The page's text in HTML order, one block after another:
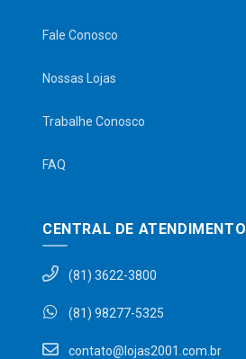
Fale Conosco
Nossas Lojas
Trabalhe Conosco
FAQ
CENTRAL DE ATENDIMENTO
(81) 3622-3800
(81) 98277-5325
contato@lojas2001.com.br